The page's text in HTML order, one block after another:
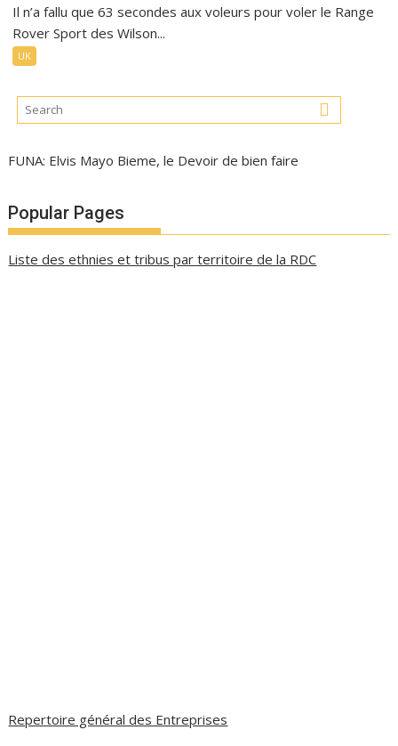
Il n’a fallu que 63 secondes aux voleurs pour voler le Range
Rover Sport des Wilson...
UK
FUNA: Elvis Mayo Bieme, le Devoir de bien faire
Popular Pages
Liste des ethnies et tribus par territoire de la RDC
Repertoire général des Entreprises